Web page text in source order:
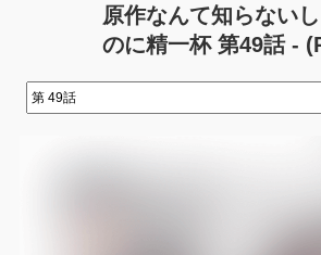
原作なんて知らない
のに精一杯 第49話 -